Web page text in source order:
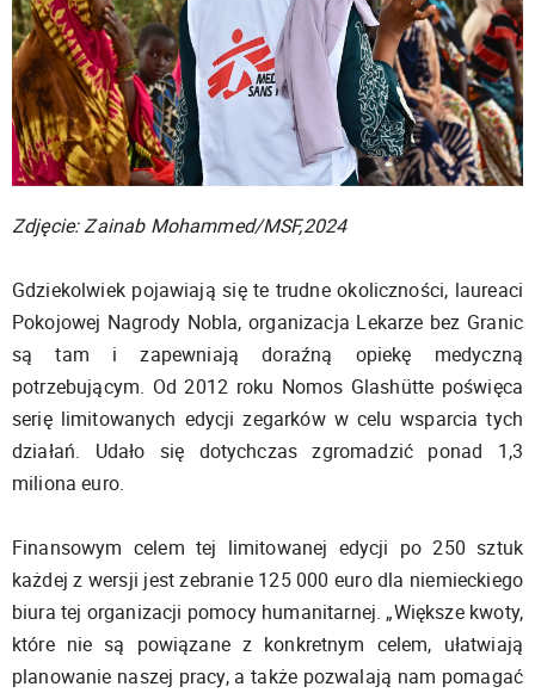
Zdjęcie: Zainab Mohammed/MSF,2024
Gdziekolwiek pojawiają się te trudne okoliczności, laureaci
Pokojowej Nagrody Nobla, organizacja Lekarze bez Granic
są tam i zapewniają doraźną opiekę medyczną
potrzebującym. Od 2012 roku Nomos Glashütte poświęca
serię limitowanych edycji zegarków w celu wsparcia tych
działań. Udało się dotychczas zgromadzić ponad 1,3
miliona euro.
Finansowym celem tej limitowanej edycji po 250 sztuk
każdej z wersji jest zebranie 125 000 euro dla niemieckiego
biura tej organizacji pomocy humanitarnej. „Większe kwoty,
które nie są powiązane z konkretnym celem, ułatwiają
planowanie naszej pracy, a także pozwalają nam pomagać